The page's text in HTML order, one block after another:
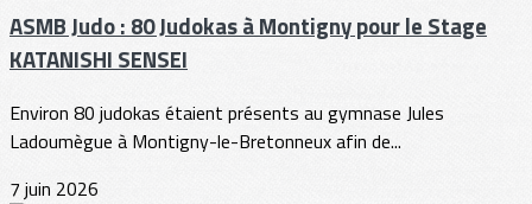
ASMB Judo : 80 Judokas à Montigny pour le Stage
KATANISHI SENSEI
Environ 80 judokas étaient présents au gymnase Jules
Ladoumègue à Montigny-le-Bretonneux afin de...
7 juin 2026